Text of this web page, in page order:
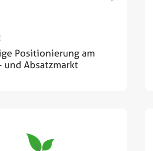
Positionierung am
und Absatzmarkt